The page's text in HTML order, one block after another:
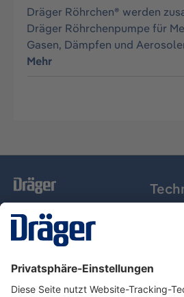
Dräger Röhrchen® werden
Dräger Röhrchenpumpe für
Gasen, Dämpfen und
Mehr
Dräger Austria GmbH
Über Dräger